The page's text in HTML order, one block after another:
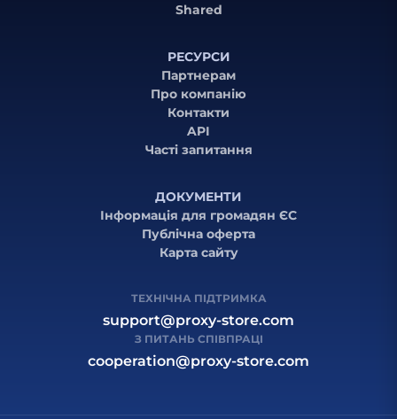
Shared
РЕСУРСИ
Партнерам
Про компанію
Контакти
API
Часті запитання
ДОКУМЕНТИ
Інформація для громадян ЄС
Публічна оферта
Карта сайту
ТЕХНІЧНА ПІДТРИМКА
support@proxy-store.com
З ПИТАНЬ СПІВПРАЦІ
cooperation@proxy-store.com